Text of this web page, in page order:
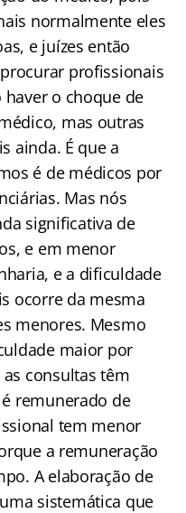
normalmente eles
e juízes então
profissionais
o choque de
mas outras
ainda. É que a
é de médicos por
Mas nós
significativa de
e em menor
e a dificuldade
ocorre da mesma
menores. Mesmo
maior por
consultas têm
remunerado de
tem menor
a remuneração
A elaboração de
sistemática que